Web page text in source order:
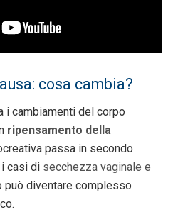
cosa cambia?
i cambiamenti del corpo
ripensamento della
passa in secondo
casi di secchezza vaginale e
può diventare complesso